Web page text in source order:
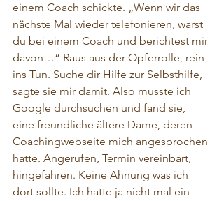
einem Coach schickte. „Wenn wir das
nächste Mal wieder telefonieren, warst
du bei einem Coach und berichtest mir
davon…“ Raus aus der Opferrolle, rein
ins Tun. Suche dir Hilfe zur Selbsthilfe,
sagte sie mir damit. Also musste ich
Google durchsuchen und fand sie,
eine freundliche ältere Dame, deren
Coachingwebseite mich angesprochen
hatte. Angerufen, Termin vereinbart,
hingefahren. Keine Ahnung was ich
dort sollte. Ich hatte ja nicht mal ein